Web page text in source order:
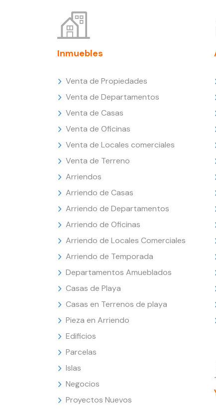
Inmuebles
Venta de Propiedades
Venta de Departamentos
Venta de Casas
Venta de Oficinas
Venta de Locales comerciales
Venta de Terreno
Arriendos
Arriendo de Casas
Arriendo de Departamentos
Arriendo de Oficinas
Arriendo de Locales Comerciales
Arriendo de Temporada
Departamentos Amueblados
Casas de Playa
Casas en Terrenos de playa
Pieza en Arriendo
Edificios
Parcelas
Islas
Negocios
Proyectos Nuevos